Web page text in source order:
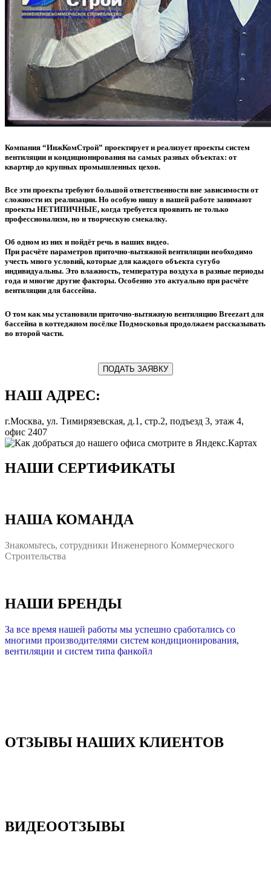
Компания “ИнжКомСтрой” проектирует и реализует проекты систем
вентиляции и кондиционирования на самых разных объектах: от
квартир до крупных промышленных цехов.
Все эти проекты требуют большой ответственности вне зависимости от
сложности их реализации. Но особую нишу в нашей работе занимают
проекты НЕТИПИЧНЫЕ, когда требуется проявить не только
профессионализм, но и творческую смекалку.
Об одном из них и пойдёт речь в наших видео.
При расчёте параметров приточно-вытяжной вентиляции необходимо
учесть много условий, которые для каждого объекта сугубо
индивидуальны. Это влажность, температура воздуха в разные периоды
года и многие другие факторы. Особенно это актуально при расчёте
вентиляции для бассейна.
О том как мы установили приточно-вытяжную вентиляцию Breezart для
бассейна в коттеджном посёлке Подмосковья продолжаем рассказывать
во второй части.
ПОДАТЬ ЗАЯВКУ
НАШ АДРЕС:
г.Москва, ул. Тимирязевская, д.1, стр.2, подъезд 3, этаж 4,
офис 2407
НАШИ СЕРТИФИКАТЫ
НАША КОМАНДА
Знакомьтесь, сотрудники Инженерного Коммерческого
Строительства
НАШИ БРЕНДЫ
За все время нашей работы мы успешно сработались со
многими производителями систем кондиционирования,
вентиляции и систем типа фанкойл
ОТЗЫВЫ НАШИХ КЛИЕНТОВ
ВИДЕООТЗЫВЫ